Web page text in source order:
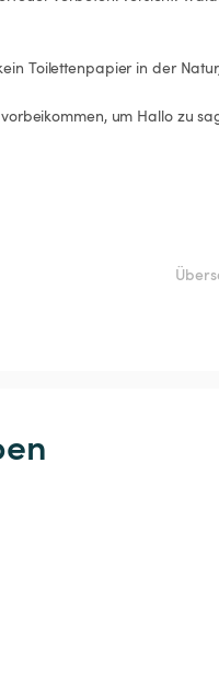
Toilettenpapier in der
um Hallo zu